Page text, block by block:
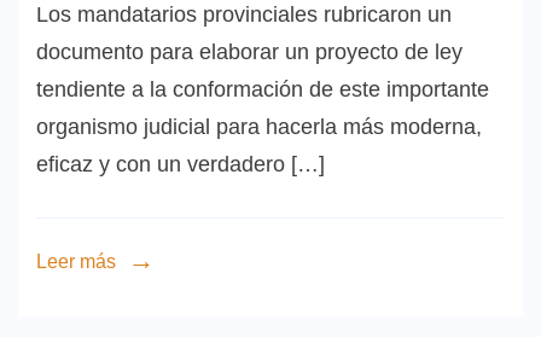
Los mandatarios provinciales rubricaron un
documento para elaborar un proyecto de ley
tendiente a la conformación de este importante
organismo judicial para hacerla más moderna,
eficaz y con un verdadero […]
Leer más